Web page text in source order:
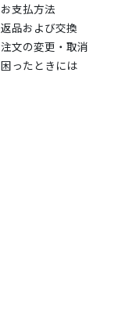
お支払方法
返品および交換
注文の変更・取消
困ったときには